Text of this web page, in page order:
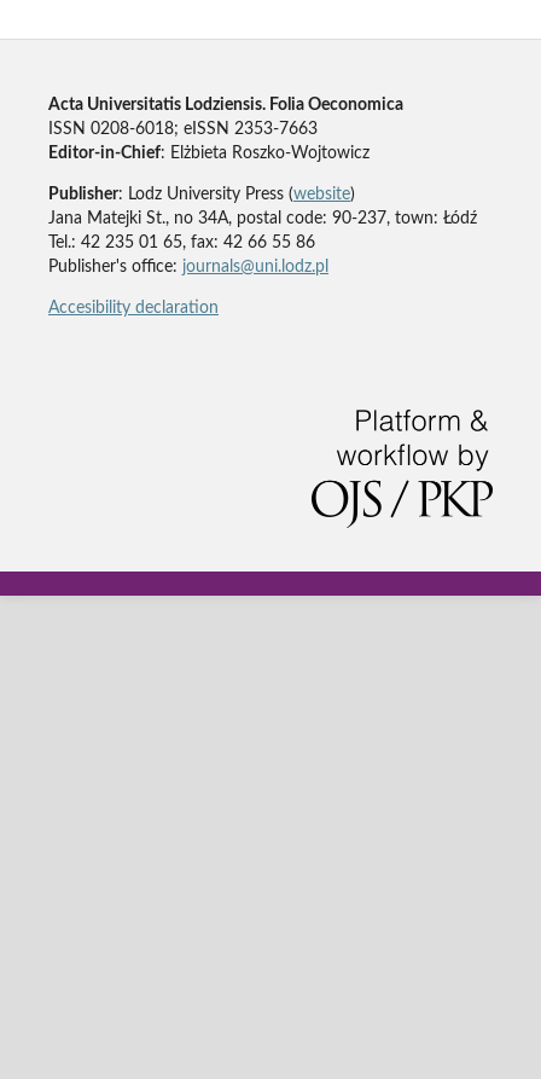
Acta Universitatis Lodziensis. Folia Oeconomica
ISSN 0208-6018; eISSN 2353-7663
Editor-in-Chief: Elżbieta Roszko-Wojtowicz
Publisher: Lodz University Press (website)
Jana Matejki St., no 34A, postal code: 90-237, town: Łódź
Tel.: 42 235 01 65, fax: 42 66 55 86
Publisher's office: journals@uni.lodz.pl
Accesibility declaration